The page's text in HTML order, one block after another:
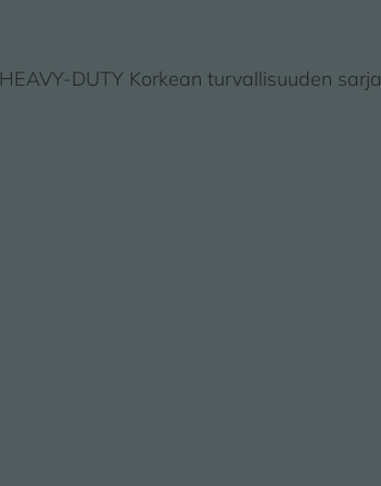
HEAVY-DUTY Korkean turvallisuuden sarja